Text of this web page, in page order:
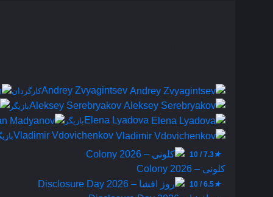
Andrey Zvyagintsevکارگردان
Aleksey Serebryakovبازیگر
Elena Lyadova بازیگر
Vladimir Vdovichenkov
★
7.3 / 10
کلونی – Colony 2026
★
6.5 / 10